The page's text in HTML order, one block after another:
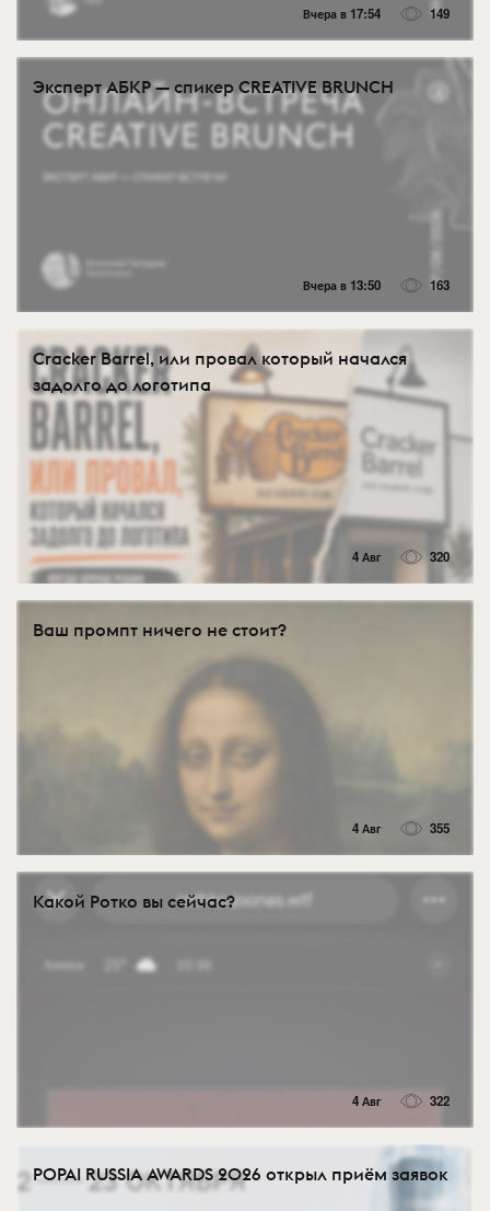
Вчера в 17:54 149
Эксперт АБКР — спикер CREATIVE BRUNCH
Вчера в 13:50 163
Cracker Barrel, или провал который начался
задолго до логотипа
4 Авг 320
Ваш промпт ничего не стоит?
4 Авг 355
Какой Ротко вы сейчас?
4 Авг 322
POPAI RUSSIA AWARDS 2026 открыл приём заявок